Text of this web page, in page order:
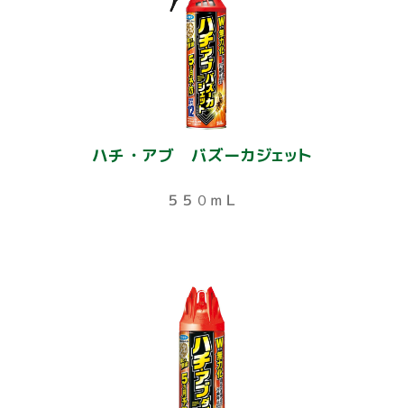
ハチ・アブ バズーカジェット
５５０ｍＬ